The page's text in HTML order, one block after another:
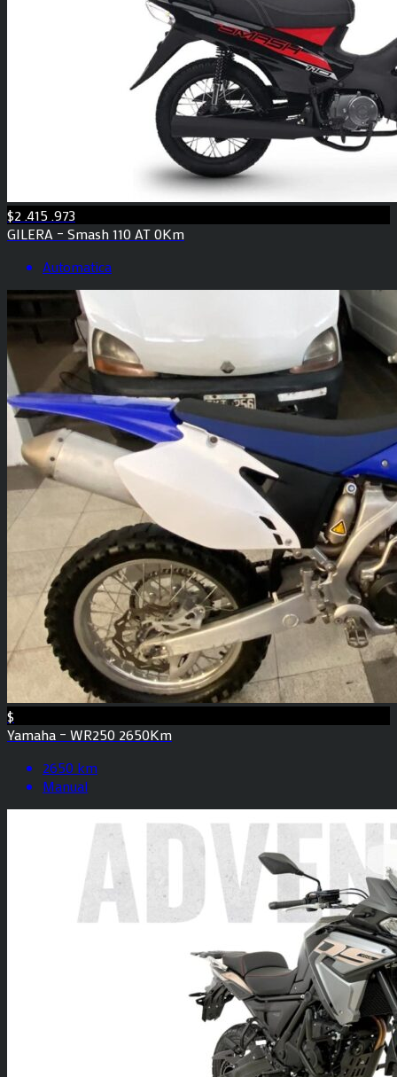
$2 .415 .973
GILERA – Smash 110 AT 0Km
Automatica
$
Yamaha – WR250 2650Km
2650 km
Manual